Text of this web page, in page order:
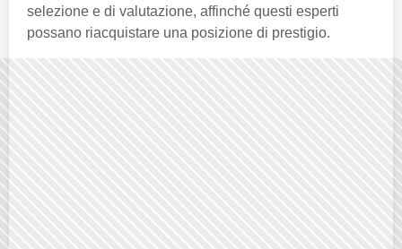
selezione e di valutazione, affinché questi esperti
possano riacquistare una posizione di prestigio.